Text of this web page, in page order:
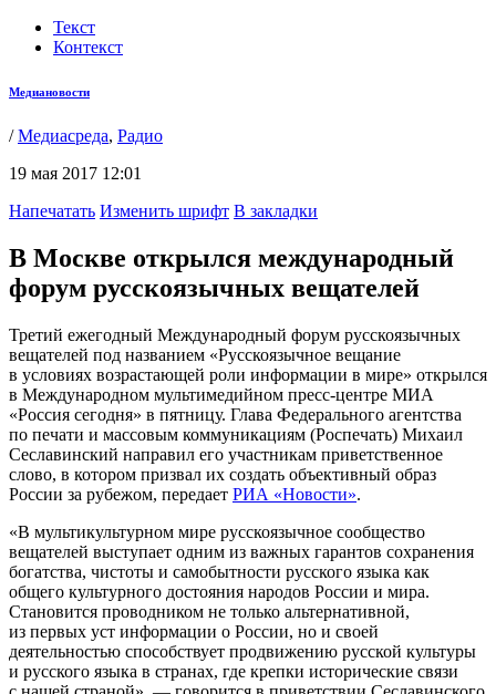
Текст
Контекст
Медиановости
/Медиасреда, Радио
19 мая 2017 12:01
Напечатать Изменить шрифт В закладки
В Москве открылся международный
форум русскоязычных вещателей
Третий ежегодный Международный форум русскоязычных
вещателей под названием «Русскоязычное вещание
в условиях возрастающей роли информации в мире» открылся
в Международном мультимедийном пресс-центре МИА
«Россия сегодня» в пятницу. Глава Федерального агентства
по печати и массовым коммуникациям (Роспечать) Михаил
Сеславинский направил его участникам приветственное
слово, в котором призвал их создать объективный образ
России за рубежом, передает РИА «Новости».
«В мультикультурном мире русскоязычное сообщество
вещателей выступает одним из важных гарантов сохранения
богатства, чистоты и самобытности русского языка как
общего культурного достояния народов России и мира.
Становится проводником не только альтернативной,
из первых уст информации о России, но и своей
деятельностью способствует продвижению русской культуры
и русского языка в странах, где крепки исторические связи